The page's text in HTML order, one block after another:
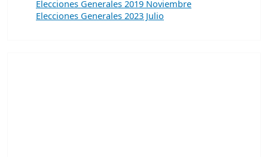
Elecciones Generales 2019 Noviembre
Elecciones Generales 2023 Julio